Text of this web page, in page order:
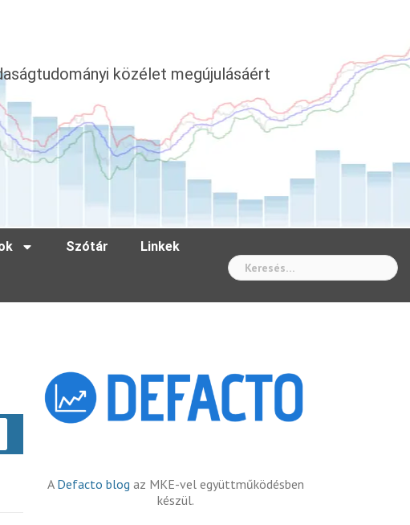
közélet megújulásáért
Szótár Linkek
A Defacto blog az MKE-vel együttműködésben
készül.